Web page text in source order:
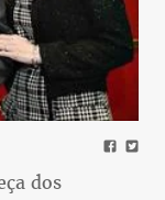
dos